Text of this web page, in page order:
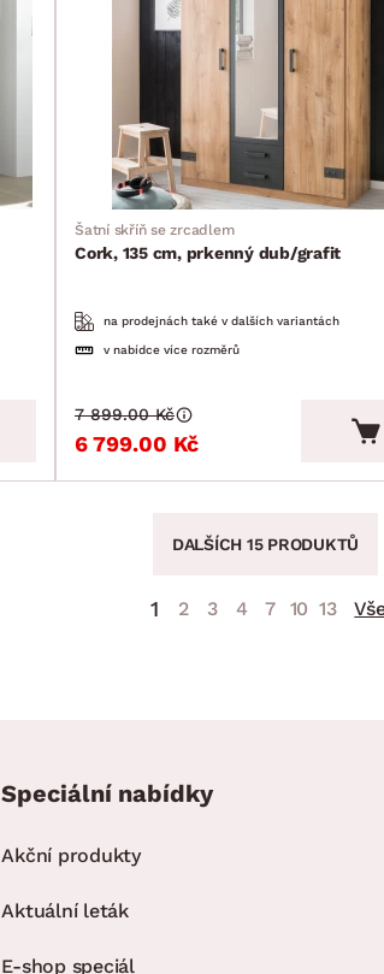
Šatní skříň se zrcadlem
Cork, 135 cm, prkenný dub/grafit
na prodejnách také v dalších variantách
v nabídce více rozměrů
6 799.00 Kč
7 899.00 Kč
DALŠÍCH 15 PRODUKTŮ
1 2 3 4 7 10 13
Speciální nabídky
Akční produkty
Aktuální leták
E-shop speciál